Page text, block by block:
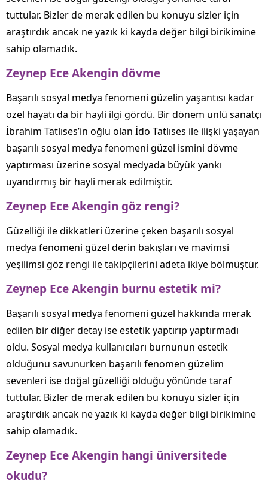
tuttular. Bizler de merak edilen bu konuyu sizler için
araştırdık ancak ne yazık ki kayda değer bilgi birikimine
sahip olamadık.
Zeynep Ece Akengin dövme
Başarılı sosyal medya fenomeni güzelin yaşantısı kadar
özel hayatı da bir hayli ilgi gördü. Bir dönem ünlü sanatçı
İbrahim Tatlıses’in oğlu olan İdo Tatlıses ile ilişki yaşayan
başarılı sosyal medya fenomeni güzel ismini dövme
yaptırması üzerine sosyal medyada büyük yankı
uyandırmış bir hayli merak edilmiştir.
Zeynep Ece Akengin göz rengi?
Güzelliği ile dikkatleri üzerine çeken başarılı sosyal
medya fenomeni güzel derin bakışları ve mavimsi
yeşilimsi göz rengi ile takipçilerini adeta ikiye bölmüştür.
Zeynep Ece Akengin burnu estetik mi?
Başarılı sosyal medya fenomeni güzel hakkında merak
edilen bir diğer detay ise estetik yaptırıp yaptırmadı
oldu. Sosyal medya kullanıcıları burnunun estetik
olduğunu savunurken başarılı fenomen güzelim
sevenleri ise doğal güzelliği olduğu yönünde taraf
tuttular. Bizler de merak edilen bu konuyu sizler için
araştırdık ancak ne yazık ki kayda değer bilgi birikimine
sahip olamadık.
Zeynep Ece Akengin hangi üniversitede
okudu?